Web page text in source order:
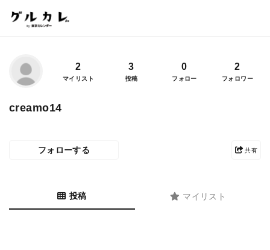
2
マイリスト
3
投稿
0
フォロー
2
フォロワー
creamo14
フォローする 共有
投稿 マイリスト